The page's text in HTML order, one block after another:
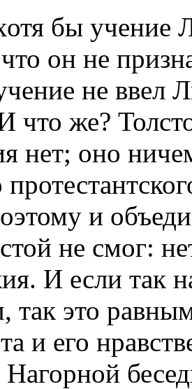
бы учение
он не
не ввел
что же?
нет; оно
и
не смог:
И если так
так это
и его